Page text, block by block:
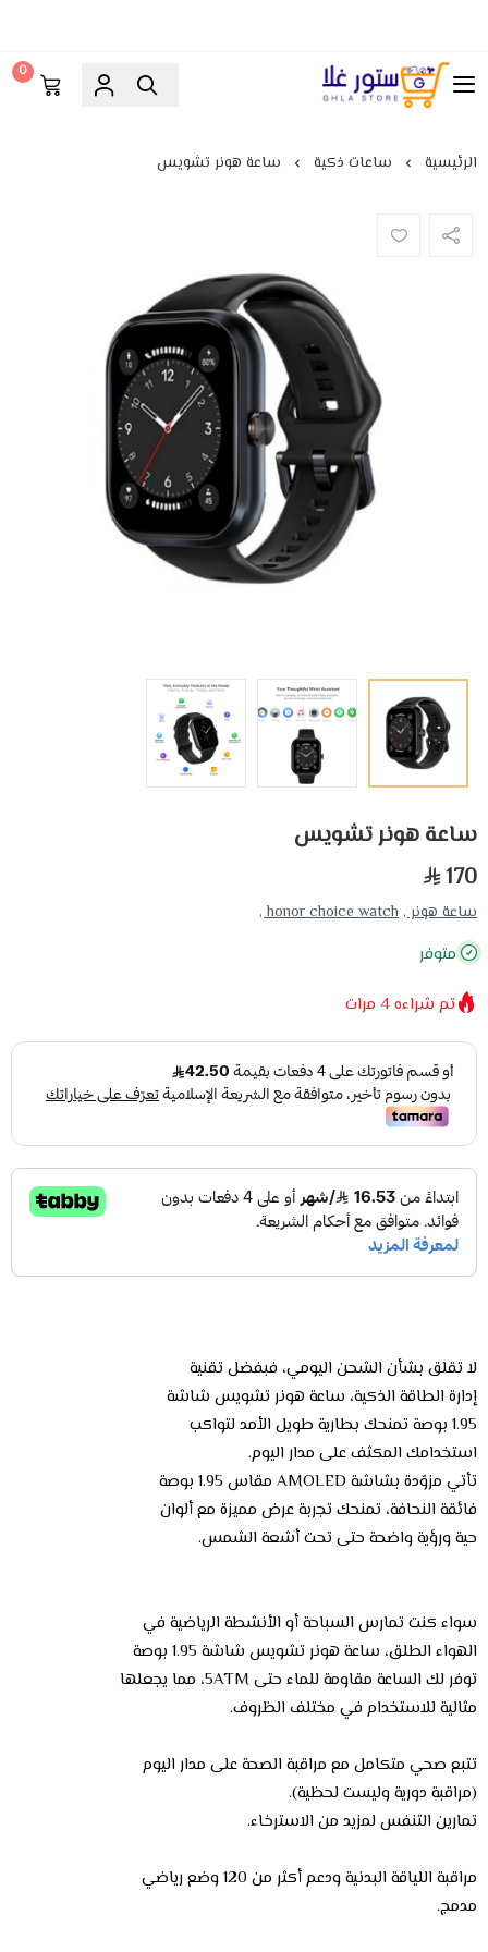
ستور غلا
0
الرئيسية ساعات ذكية ساعة هونر تشويس
ساعة هونر تشويس
170
ساعة هونر ,honor choice watch ,
متوفر
تم شراءه4 مرات
لا تقلق بشأن الشحن اليومي، فبفضل تقنية
إدارة الطاقة الذكية، ساعة هونر تشويس شاشة
1.95 بوصة تمنحك بطارية طويل الأمد لتواكب
استخدامك المكثف على مدار اليوم.
تأتي مزوّدة بشاشة AMOLED مقاس 1.95 بوصة
فائقة النحافة، تمنحك تجربة عرض مميزة مع ألوان
حية ورؤية واضحة حتى تحت أشعة الشمس.
سواء كنت تمارس السباحة أو الأنشطة الرياضية في
الهواء الطلق، ساعة هونر تشويس شاشة 1.95 بوصة
توفر لك الساعة مقاومة للماء حتى 5ATM، مما يجعلها
مثالية للاستخدام في مختلف الظروف.
تتبع صحي متكامل مع مراقبة الصحة على مدار اليوم
(مراقبة دورية وليست لحظية).
تمارين التنفس لمزيد من الاسترخاء.
مراقبة اللياقة البدنية ودعم أكثر من 120 وضع رياضي
مدمج.